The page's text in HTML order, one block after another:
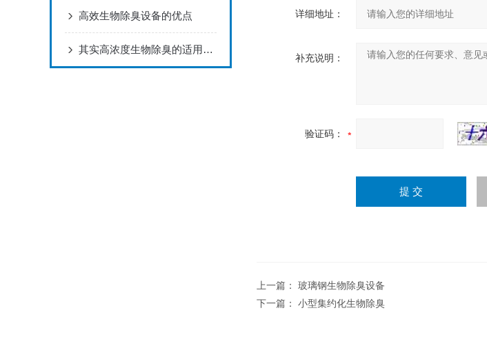
高效生物除臭设备的优点
其实高浓度生物除臭的适用范围还是很广的
详细地址：
补充说明：
验证码：
上一篇： 玻璃钢生物除臭设备
下一篇： 小型集约化生物除臭